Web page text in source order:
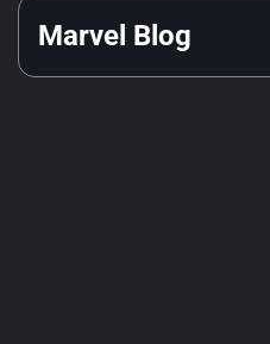
Marvel Blog